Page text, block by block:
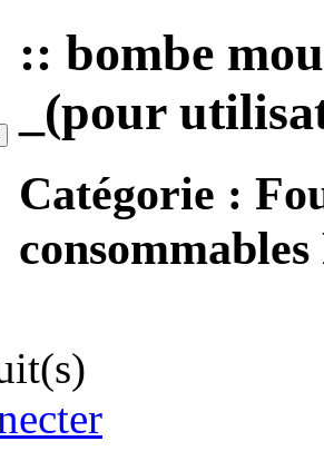
:: bombe
_(pour
Catégorie :